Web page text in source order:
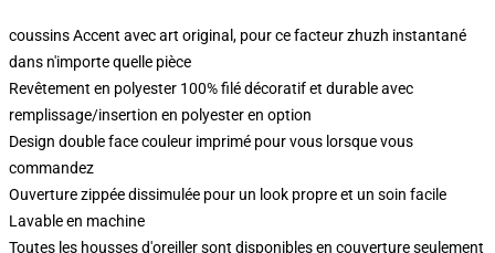
coussins Accent avec art original, pour ce facteur zhuzh instantané
dans n'importe quelle pièce
Revêtement en polyester 100% filé décoratif et durable avec
remplissage/insertion en polyester en option
Design double face couleur imprimé pour vous lorsque vous
commandez
Ouverture zippée dissimulée pour un look propre et un soin facile
Lavable en machine
Toutes les housses d'oreiller sont disponibles en couverture seulement